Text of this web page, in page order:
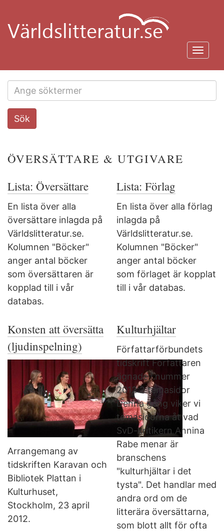
huvudinnehåll
Search
this
Sök
ÖVERSÄTTARE & UTGIVARE
Lista: Översättare
En lista över alla
översättare inlagda på
Världslitteratur.se.
Kolumnen "Böcker"
anger antal böcker
som översättaren är
kopplad till i vår
databas.
Lista: Förlag
En lista över alla förlag
inlagda på
Världslitteratur.se.
Kolumnen "Böcker"
anger antal böcker
som förlaget är kopplat
till i vår databas.
Konsten att översätta
(ljudinspelning)
Arrangemang av
tidskriften Karavan och
Bibliotek Plattan i
Kulturhuset,
Stockholm, 23 april
2012.
Kulturhjältar
Författarförbundets
tidskrift Författaren
ägnade i nummer
2012:2 temasidor
Denna gång viker vi
temasidorna åt vad
SvD-kritikern Annina
Rabe menar är
branschens
"kulturhjältar i det
tysta". Det handlar med
andra ord om de
litterära översättarna,
som blott allt för ofta